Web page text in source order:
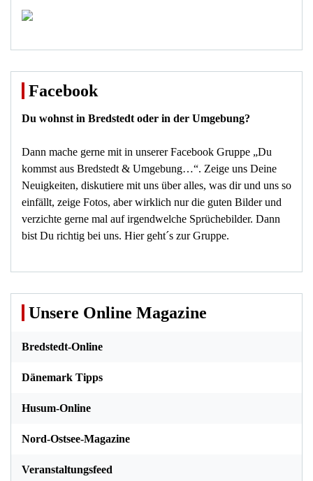
Facebook
Du wohnst in Bredstedt oder in der Umgebung?
Dann mache gerne mit in unserer Facebook Gruppe „Du
kommst aus Bredstedt & Umgebung…“. Zeige uns Deine
Neuigkeiten, diskutiere mit uns über alles, was dir und uns so
einfällt, zeige Fotos, aber wirklich nur die guten Bilder und
verzichte gerne mal auf irgendwelche Sprüchebilder. Dann
bist Du richtig bei uns. Hier geht´s zur Gruppe.
Unsere Online Magazine
Bredstedt-Online
Dänemark Tipps
Husum-Online
Nord-Ostsee-Magazine
Veranstaltungsfeed